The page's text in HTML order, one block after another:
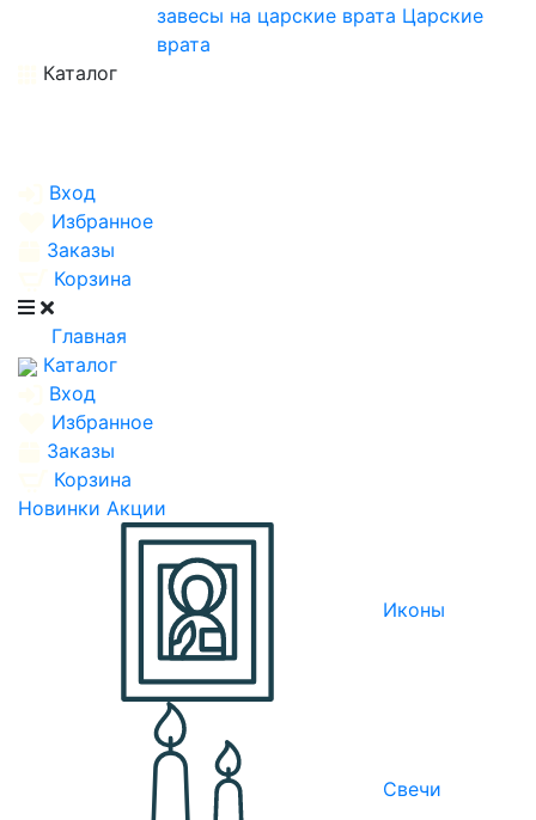
завесы на царские врата Царские
врата
Каталог
Вход
Избранное
Заказы
Корзина
Главная
Каталог
Вход
Избранное
Заказы
Корзина
Новинки Акции
Иконы
Свечи